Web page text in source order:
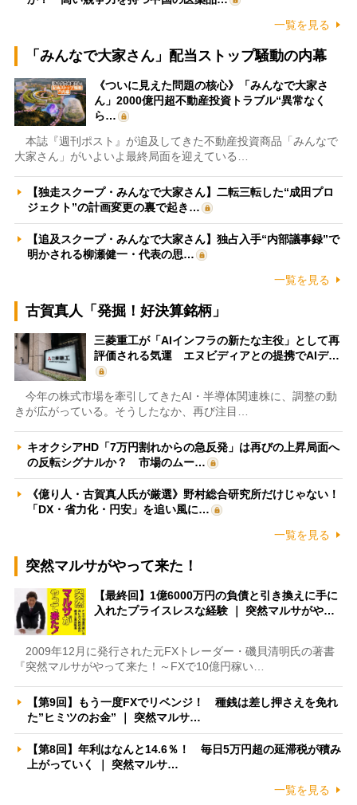
一覧を見る
「みんなで大家さん」配当ストップ騒動の内幕
《ついに見えた問題の核心》「みんなで大家さ
ん」2000億円超不動産投資トラブル“異常なく
ら…
本誌『週刊ポスト』が追及してきた不動産投資商品「みんなで
大家さん」がいよいよ最終局面を迎えている…
【独走スクープ・みんなで大家さん】二転三転した“成田プロ
ジェクト”の計画変更の裏で起き…
【追及スクープ・みんなで大家さん】独占入手“内部議事録”で
明かされる柳瀬健一・代表の思…
一覧を見る
古賀真人「発掘！好決算銘柄」
三菱重工が「AIインフラの新たな主役」として再
評価される気運 エヌビディアとの提携でAIデ…
今年の株式市場を牽引してきたAI・半導体関連株に、調整の動
きが広がっている。そうしたなか、再び注目…
キオクシアHD「7万円割れからの急反発」は再びの上昇局面へ
の反転シグナルか？ 市場のムー…
《億り人・古賀真人氏が厳選》野村総合研究所だけじゃない！
「DX・省力化・円安」を追い風に…
一覧を見る
突然マルサがやって来た！
【最終回】1億6000万円の負債と引き換えに手に
入れたプライスレスな経験 ｜ 突然マルサがや…
2009年12月に発行された元FXトレーダー・磯貝清明氏の著書
『突然マルサがやって来た！～FXで10億円稼い…
【第9回】もう一度FXでリベンジ！ 種銭は差し押さえを免れ
た”ヒミツのお金” ｜ 突然マルサ…
【第8回】年利はなんと14.6％！ 毎日5万円超の延滞税が積み
上がっていく ｜ 突然マルサ…
一覧を見る